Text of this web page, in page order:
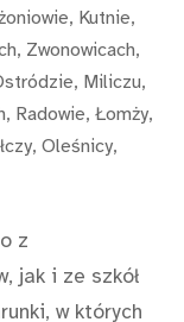
Kutnie,
Zwonowicach,
Miliczu,
Radowie, Łomży,
Oleśnicy,
z
jak i ze szkół
w których